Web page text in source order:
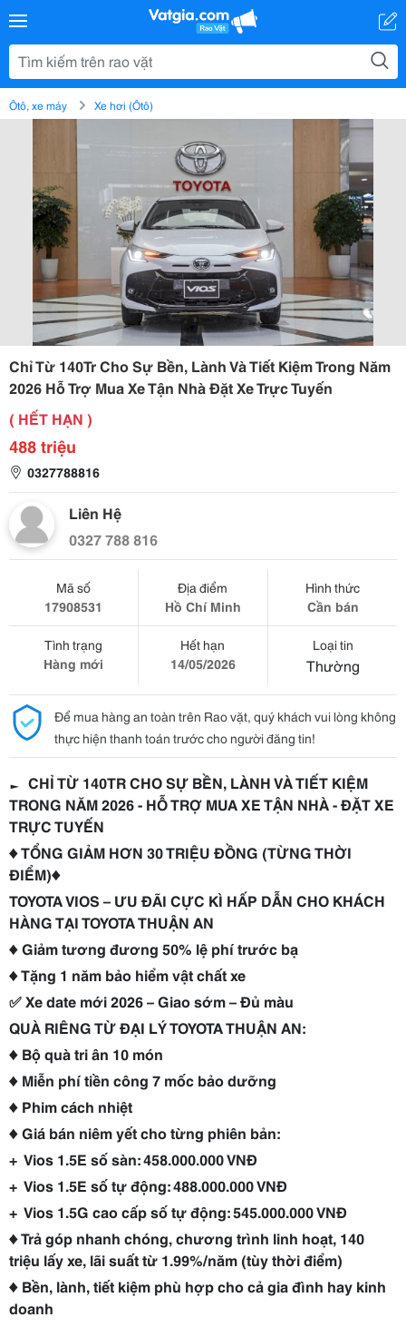
Ôtô, xe máy Xe hơi (Ôtô)
Chỉ Từ 140Tr Cho Sự Bền, Lành Và Tiết Kiệm Trong Năm
2026 Hỗ Trợ Mua Xe Tận Nhà Đặt Xe Trực Tuyến
( HẾT HẠN )
488 triệu
0327788816
Liên Hệ
0327 788 816
Mã số
17908531
Địa điểm
Hồ Chí Minh
Hình thức
Cần bán
Tình trạng
Hàng mới
Hết hạn
14/05/2026
Loại tin
Thường
Để mua hàng an toàn trên Rao vặt, quý khách vui lòng không
thực hiện thanh toán trước cho người đăng tin!
► CHỈ TỪ 140TR CHO SỰ BỀN, LÀNH VÀ TIẾT KIỆM
TRONG NĂM 2026 - HỖ TRỢ MUA XE TẬN NHÀ - ĐẶT XE
TRỰC TUYẾN
♦ TỔNG GIẢM HƠN 30 TRIỆU ĐỒNG (TỪNG THỜI
ĐIỂM)♦
TOYOTA VIOS – ƯU ĐÃI CỰC KÌ HẤP DẪN CHO KHÁCH
HÀNG TẠI TOYOTA THUẬN AN
♦ Giảm tương đương 50% lệ phí trước bạ
♦ Tặng 1 năm bảo hiểm vật chất xe
✅ Xe date mới 2026 – Giao sớm – Đủ màu
QUÀ RIÊNG TỪ ĐẠI LÝ TOYOTA THUẬN AN:
♦ Bộ quà tri ân 10 món
♦ Miễn phí tiền công 7 mốc bảo dưỡng
♦ Phim cách nhiệt
♦ Giá bán niêm yết cho từng phiên bản:
+ Vios 1.5E số sàn: 458.000.000 VNĐ
+ Vios 1.5E số tự động: 488.000.000 VNĐ
+ Vios 1.5G cao cấp số tự động: 545.000.000 VNĐ
♦ Trả góp nhanh chóng, chương trình linh hoạt, 140
triệu lấy xe, lãi suất từ 1.99%/năm (tùy thời điểm)
♦ Bền, lành, tiết kiệm phù hợp cho cả gia đình hay kinh
doanh